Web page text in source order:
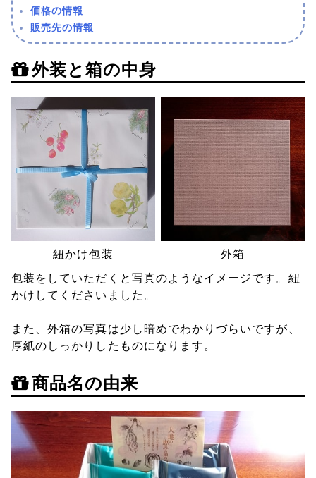
価格の情報
販売先の情報
外装と箱の中身
紐かけ包装
外箱
包装をしていただくと写真のようなイメージです。紐
かけしてくださいました。
また、外箱の写真は少し暗めでわかりづらいですが、
厚紙のしっかりしたものになります。
商品名の由来